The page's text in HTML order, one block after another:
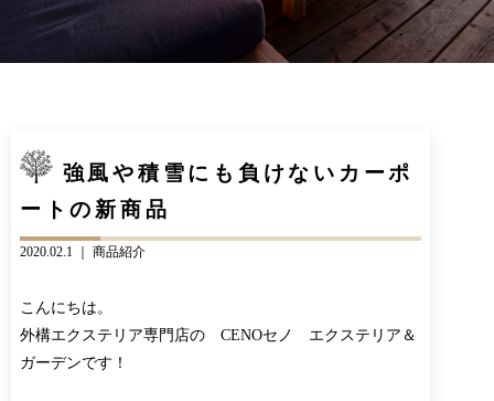
REFERENCE PRICE
施工実績
お問い合わせ
CONTACT
ブログ
INFORMATION
強風や積雪にも負けないカーポ
ートの新商品
2020.02.1 ｜ 商品紹介
こんにちは。
外構エクステリア専門店の CENOセノ エクステリア＆
ガーデンです！